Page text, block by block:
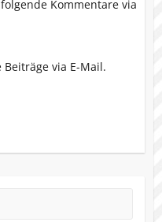
Kommentare via
via E-Mail.